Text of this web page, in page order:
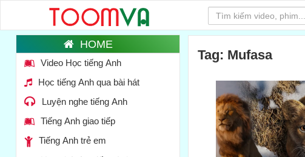
Video Học tiếng Anh
Học tiếng Anh qua bài hát
Luyện nghe tiếng Anh
Tiếng Anh giao tiếp
Tiếng Anh trẻ em
Tag: Mufasa